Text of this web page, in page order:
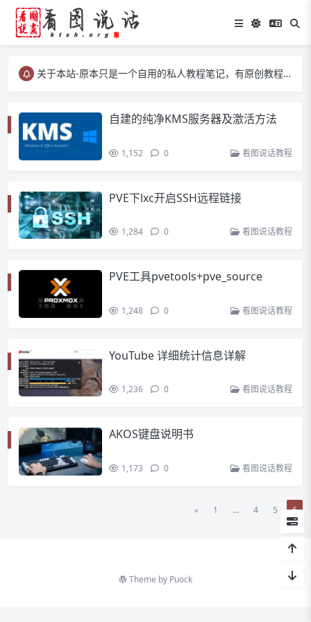
关于本站-原本只是一个自用的私人教程笔记，有原创教程、有转载教程等……
自建的纯净KMS服务器及激活方法
1,152 0 看图说话教程
PVE下lxc开启SSH远程链接
1,284 0 看图说话教程
PVE工具pvetools+pve_source
1,248 0 看图说话教程
YouTube 详细统计信息详解
1,236 0 看图说话教程
AKOS键盘说明书
1,173 0 看图说话教程
« 1 ... 4 5 6
Theme by Puock